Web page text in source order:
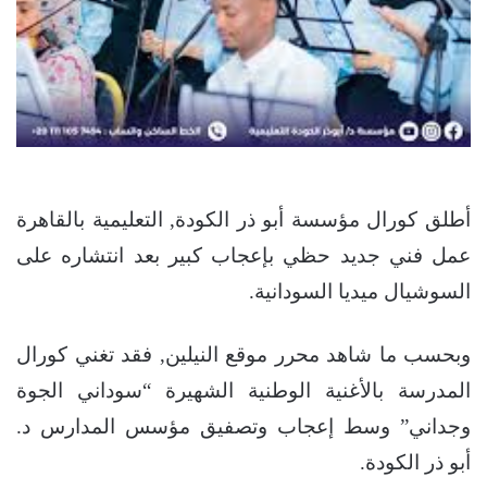
أطلق كورال مؤسسة أبو ذر الكودة, التعليمية بالقاهرة
عمل فني جديد حظي بإعجاب كبير بعد انتشاره على
السوشيال ميديا السودانية.
وبحسب ما شاهد محرر موقع النيلين, فقد تغني كورال
المدرسة بالأغنية الوطنية الشهيرة “سوداني الجوة
وجداني” وسط إعجاب وتصفيق مؤسس المدارس د.
أبو ذر الكودة.